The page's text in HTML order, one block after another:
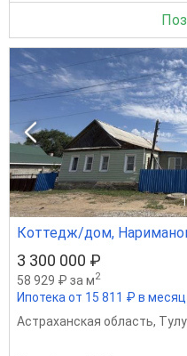
1
Коттедж/дом,
3 300 000 ₽
58 929 ₽ за м2
Ипотека от 15 811 ₽ в месяц
Астраханская область,